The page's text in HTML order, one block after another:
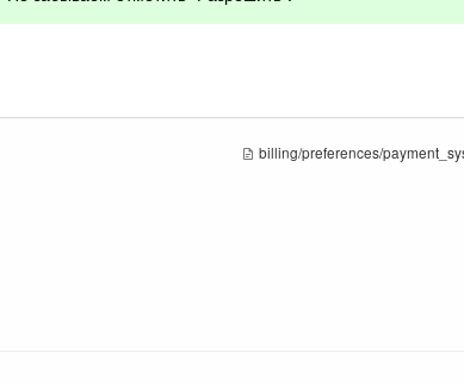
billing/preferences/